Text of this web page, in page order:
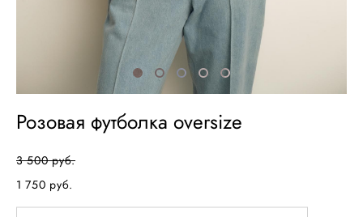
Розовая футболка oversize
3 500 pуб.
1 750 pуб.